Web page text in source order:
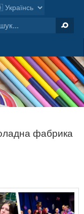
фабрика